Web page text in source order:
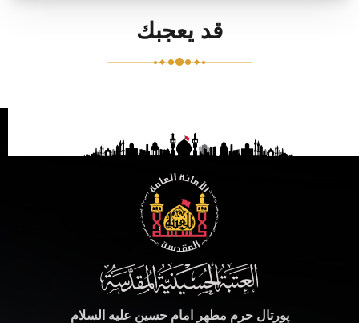
قد يعجبك
پورتال حرم مطهر امام حسین علیه السلام